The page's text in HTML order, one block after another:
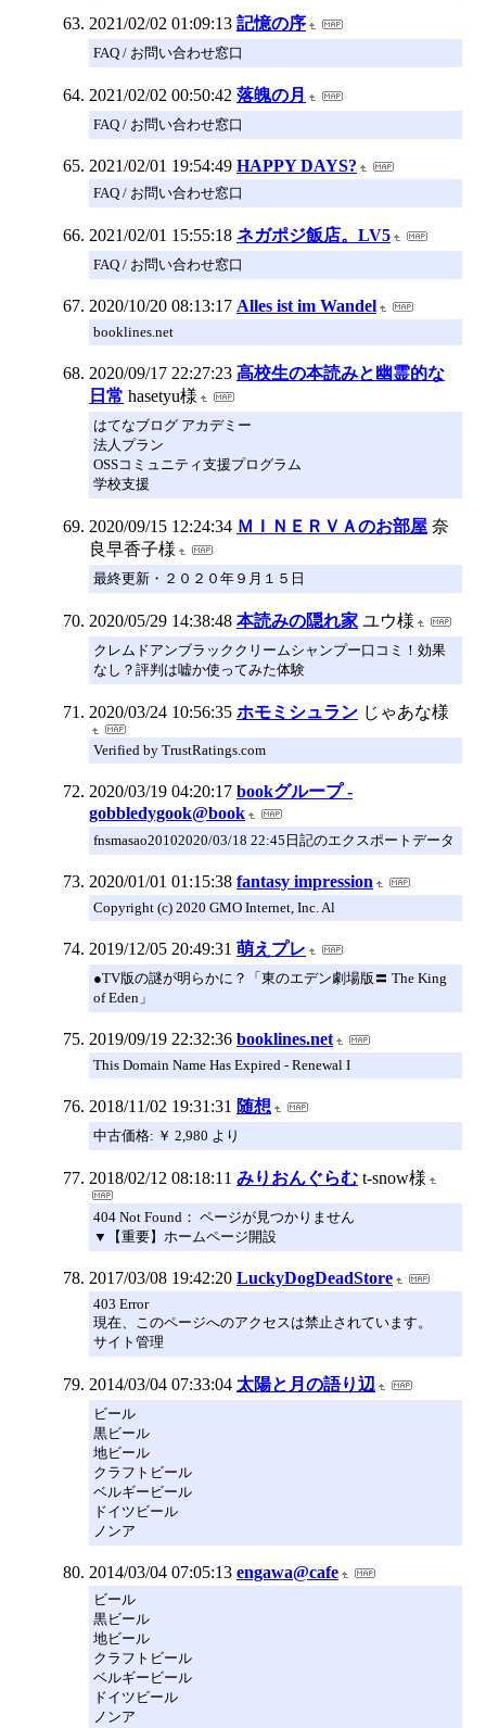
2021/02/02 01:09:13 記憶の序
FAQ / お問い合わせ窓口
2021/02/02 00:50:42 落魄の月
FAQ / お問い合わせ窓口
2021/02/01 19:54:49 HAPPY DAYS?
FAQ / お問い合わせ窓口
2021/02/01 15:55:18 ネガポジ飯店。LV5
FAQ / お問い合わせ窓口
2020/10/20 08:13:17 Alles ist im Wandel
booklines.net
2020/09/17 22:27:23 高校生の本読みと幽霊的な
日常 hasetyu様
はてなブログ アカデミー
法人プラン
OSSコミュニティ支援プログラム
学校支援
2020/09/15 12:24:34 ＭＩＮＥＲＶＡのお部屋 奈
良早香子様
最終更新・２０２０年９月１５日
2020/05/29 14:38:48 本読みの隠れ家 ユウ様
クレムドアンブラッククリームシャンプー口コミ！効果
なし？評判は嘘か使ってみた体験
2020/03/24 10:56:35 ホモミシュラン じゃあな様
Verified by TrustRatings.com
2020/03/19 04:20:17 bookグループ -
gobbledygook@book
fnsmasao20102020/03/18 22:45日記のエクスポートデータ
2020/01/01 01:15:38 fantasy impression
Copyright (c) 2020 GMO Internet, Inc. Al
2019/12/05 20:49:31 萌えプレ
●TV版の謎が明らかに？「東のエデン劇場版〓 The King
of Eden」
2019/09/19 22:32:36 booklines.net
This Domain Name Has Expired - Renewal I
2018/11/02 19:31:31 随想
中古価格: ￥ 2,980 より
2018/02/12 08:18:11 みりおんぐらむ t-snow様
404 Not Found： ページが見つかりません
▼【重要】ホームページ開設
2017/03/08 19:42:20 LuckyDogDeadStore
403 Error
現在、このページへのアクセスは禁止されています。
サイト管理
2014/03/04 07:33:04 太陽と月の語り辺
ビール
黒ビール
地ビール
クラフトビール
ベルギービール
ドイツビール
ノンア
2014/03/04 07:05:13 engawa@cafe
ビール
黒ビール
地ビール
クラフトビール
ベルギービール
ドイツビール
ノンア